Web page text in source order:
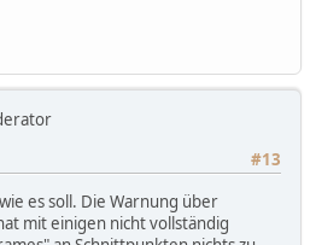
#13
es soll. Die Warnung über
mit einigen nicht vollständig